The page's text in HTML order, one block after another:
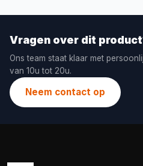
Vragen over dit
Ons team staat klaar met
van 10u tot 20u.
Neem contact op